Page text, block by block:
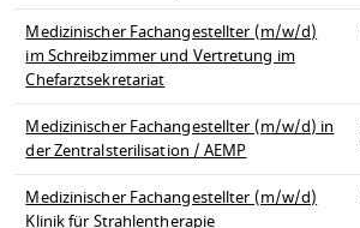
Medizinischer Fachangestellter (m/w/d)
im Schreibzimmer und Vertretung im
Chefarztsekretariat
Medizinischer Fachangestellter (m/w/d) in
der Zentralsterilisation / AEMP
Medizinischer Fachangestellter (m/w/d)
Klinik für Strahlentherapie